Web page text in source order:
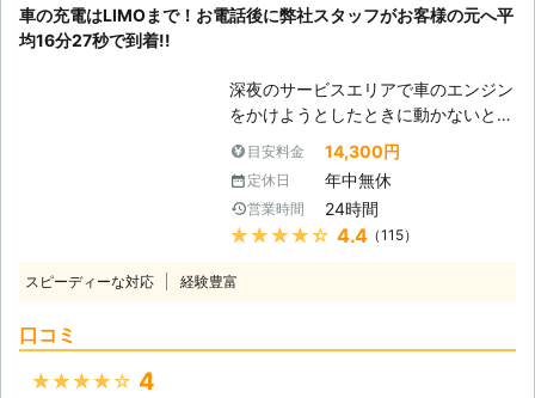
ように、バッテリーの充電を復活させ
たら、弊社「株式会社S&S」にご依頼
ください！ 【最短30分駆けつけ可
能！緊急事態だからこそ365日24時
間迅速に駆けつけます】 株式会社
S&Sは、千葉県内であれば最短30分
でお客さまの元へ駆けつけることがで
きます。弊社はすぐにお客様の元へ駆
けつけられるように、工具などの準備
可能なのです。 お客様のもとへ最短
車の充電はLIMOまで！お電話後に弊社スタッフがお客様の元へ平
均16分27秒で到着!!
深夜のサービスエリアで車のエンジン
をかけようとしたときに動かないと、
困ってしまいますよね。エンジンがか
からなければ自宅にも帰れない、観光
もできないので八方塞がりです。 そ
んなときこそ、弊社「LＩMO」がお
客様の元へすぐに駆けつけてお助けし
電話をいただいたてから平均16分27
目安料金 14,300円
定休日 年中無休
営業時間 24時間
★★★★★ 4.4（115）
スピーディーな対応 経験豊富
口コミ
★★★★★ 4